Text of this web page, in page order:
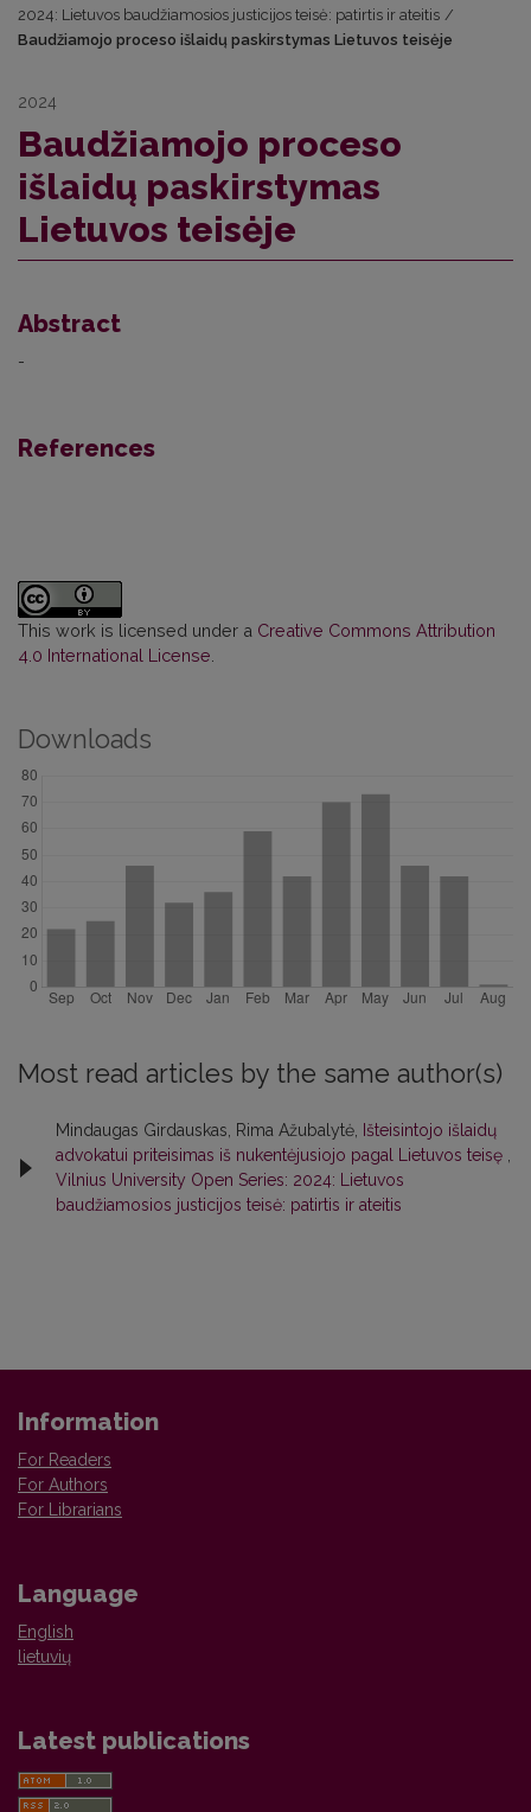
2024: Lietuvos baudžiamosios justicijos teisė: patirtis ir ateitis /
Baudžiamojo proceso išlaidų paskirstymas Lietuvos teisėje
2024
Baudžiamojo proceso
išlaidų paskirstymas
Lietuvos teisėje
Abstract
-
References
This work is licensed under a Creative Commons Attribution
4.0 International License
Downloads
Most read articles by the same author(s)
Mindaugas Girdauskas, Rima Ažubalytė,
Išteisintojo išlaidų
advokatui priteisimas iš nukentėjusiojo pagal Lietuvos teisę
Vilnius University Open Series: 2024: Lietuvos
baudžiamosios justicijos teisė: patirtis ir ateitis
Information
For Readers
For Authors
For Librarians
Language
English
lietuvių
Latest publications